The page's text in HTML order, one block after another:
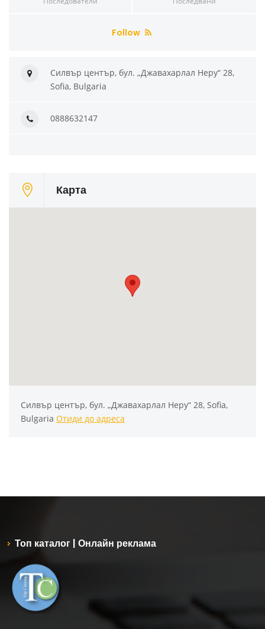
Follow
Силвър център, бул. „Джавахарлал Неру“ 28,
Sofia, Bulgaria
0888632147
Карта
Силвър център, бул. „Джавахарлал Неру“ 28, Sofia,
Bulgaria Отиди до адреса
Топ каталог | Онлайн реклама